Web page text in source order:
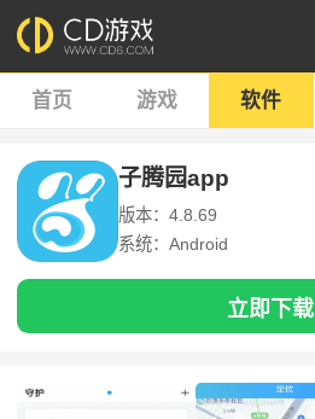
首页 游戏 软件
子腾园app
版本：4.8.69
系统：Android
立即下载